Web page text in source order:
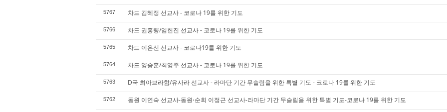
5767 차드 김혜정 선교사 - 코로나 19를 위한 기도
5766 차드 권홍량/임헌진 선교사 - 코로나 19를 위한 기도
5765 차드 이은선 선교사 - 코로나19를 위한 기도
5764 차드 양승훈/최영주 선교사 - 코로나 19를 위한 기도
5763 D국 최아브라함/유사라 선교사 - 라마단 기간 무슬림을 위한 특별 기도 - 코로나 19를 위한 기도
5762 동원 이연숙 선교사-동원⋅순회 이정근 선교사-라마단 기간 무슬림을 위한 특별 기도-코로나 19를 위한 기도